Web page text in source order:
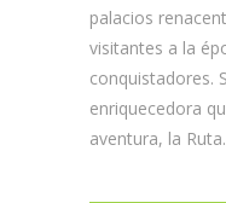
palacios
visitantes a la
conquistadores.
enriquecedora
aventura, la